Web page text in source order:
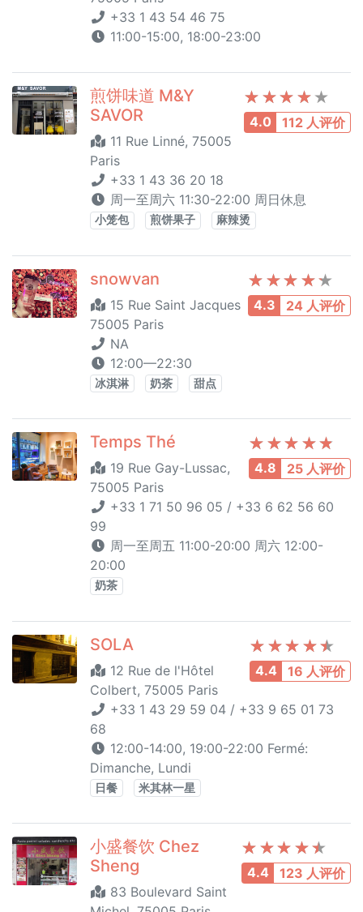
+33 1 43 54 46 75
11:00-15:00, 18:00-23:00
4.0 112 人评价
煎饼味道 M&Y
SAVOR
11 Rue Linné, 75005
Paris
+33 1 43 36 20 18
周一至周六 11:30-22:00 周日休息
小笼包 煎饼果子 麻辣烫
4.3 24 人评价
snowvan
15 Rue Saint Jacques
75005 Paris
NA
12:00—22:30
冰淇淋 奶茶 甜点
4.8 25 人评价
Temps Thé
19 Rue Gay-Lussac,
75005 Paris
+33 1 71 50 96 05 / +33 6 62 56 60
99
周一至周五 11:00-20:00 周六 12:00-
20:00
奶茶
4.4 16 人评价
SOLA
12 Rue de l'Hôtel
Colbert, 75005 Paris
+33 1 43 29 59 04 / +33 9 65 01 73
68
12:00-14:00, 19:00-22:00 Fermé:
Dimanche, Lundi
日餐 米其林一星
4.4 123 人评价
小盛餐饮 Chez
Sheng
83 Boulevard Saint